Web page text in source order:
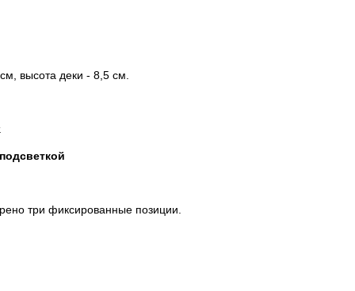
высота деки - 8,5 см.
три фиксированные позиции.